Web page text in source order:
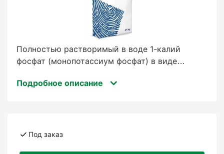
Полностью растворимый в воде 1-калий
фосфат (монопотассиум фосфат) в виде
приготовления растворов, используемых при
удобрений после укоренения. Используется в
Подробное описание
Под заказ